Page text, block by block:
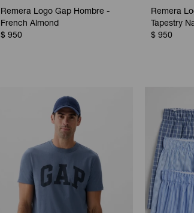
Remera Logo Gap Hombre -
French Almond
$ 950
Remera
Tapestry
$ 950